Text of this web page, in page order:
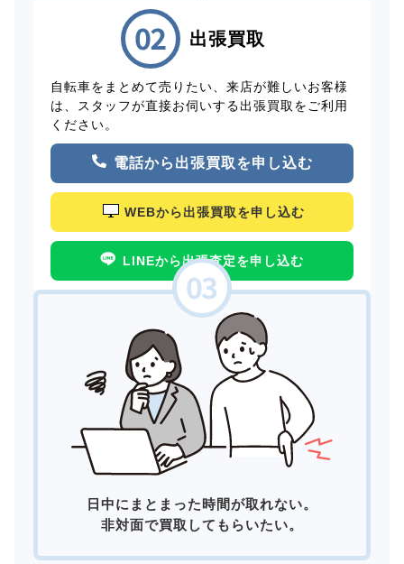
出張買取
自転車をまとめて売りたい、来店が難しいお客様
は、スタッフが直接お伺いする出張買取をご利用
ください。
電話から出張買取を申し込む
WEBから出張買取を申し込む
LINEから出張査定を申し込む
日中にまとまった時間が取れない。
非対面で買取してもらいたい。